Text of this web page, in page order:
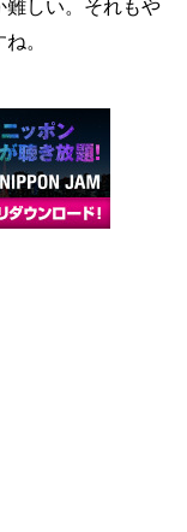
難しい。それもや
。